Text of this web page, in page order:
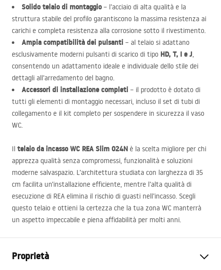
Solido telaio di montaggio– l’acciaio di alta qualità e la
struttura stabile del profilo garantiscono la massima resistenza ai
carichi e completa resistenza alla corrosione sotto il rivestimento.
Ampia compatibilità dei pulsanti – al telaio si adattano
esclusivamente moderni pulsanti di scarico di tipo HD, T, I e J,
consentendo un adattamento ideale e individuale dello stile dei
dettagli all’arredamento del bagno.
Accessori di installazione completi – il prodotto è dotato di
tutti gli elementi di montaggio necessari, incluso il set di tubi di
collegamento e il kit completo per sospendere in sicurezza il vaso
WC.
Il telaio da incasso WC REA Slim 024N è la scelta migliore per chi
apprezza qualità senza compromessi, funzionalità e soluzioni
moderne salvaspazio. L’architettura studiata con larghezza di 35
cm facilita un’installazione efficiente, mentre l’alta qualità di
esecuzione di REA elimina il rischio di guasti nell’incasso. Scegli
questo telaio e ottieni la certezza che la tua zona WC manterrà
un aspetto impeccabile e piena affidabilità per molti anni.
Proprietà